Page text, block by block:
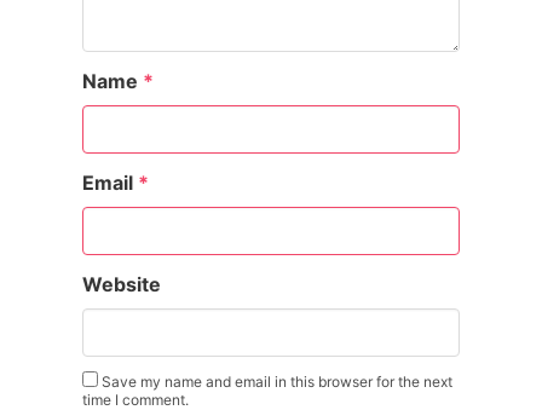
Name *
Email *
Website
Save my name and email in this browser for the next
time I comment.